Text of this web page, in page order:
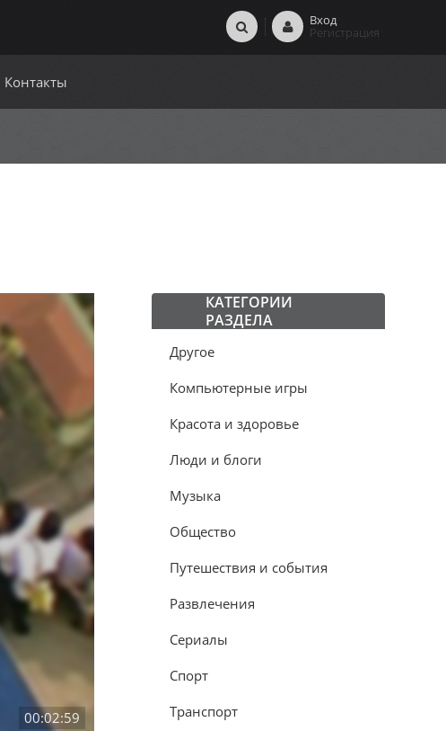
Вход
Регистрация
Контакты
00:02:59
КАТЕГОРИИ
РАЗДЕЛА
Другое
Компьютерные игры
Красота и здоровье
Люди и блоги
Музыка
Общество
Путешествия и события
Развлечения
Сериалы
Спорт
Транспорт